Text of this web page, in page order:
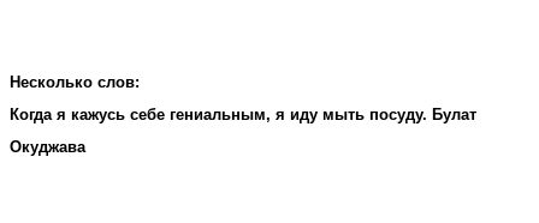
Несколько слов:
Когда я кажусь себе гениальным, я иду мыть посуду. Булат
Окуджава